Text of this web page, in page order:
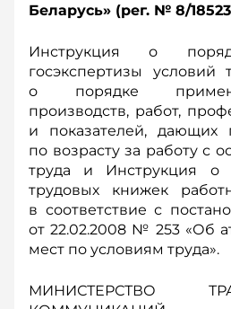
Беларусь» (рег. № 8/
Инструкция о
госэкспертизы условий
о порядке
производств, работ,
и показателей,
по возрасту за работу с
труда и Инструкция о
трудовых книжек
в соответствие с
от 22.02.2008 № 253 «Об
мест по условиям труда».
МИНИСТЕРСТВО